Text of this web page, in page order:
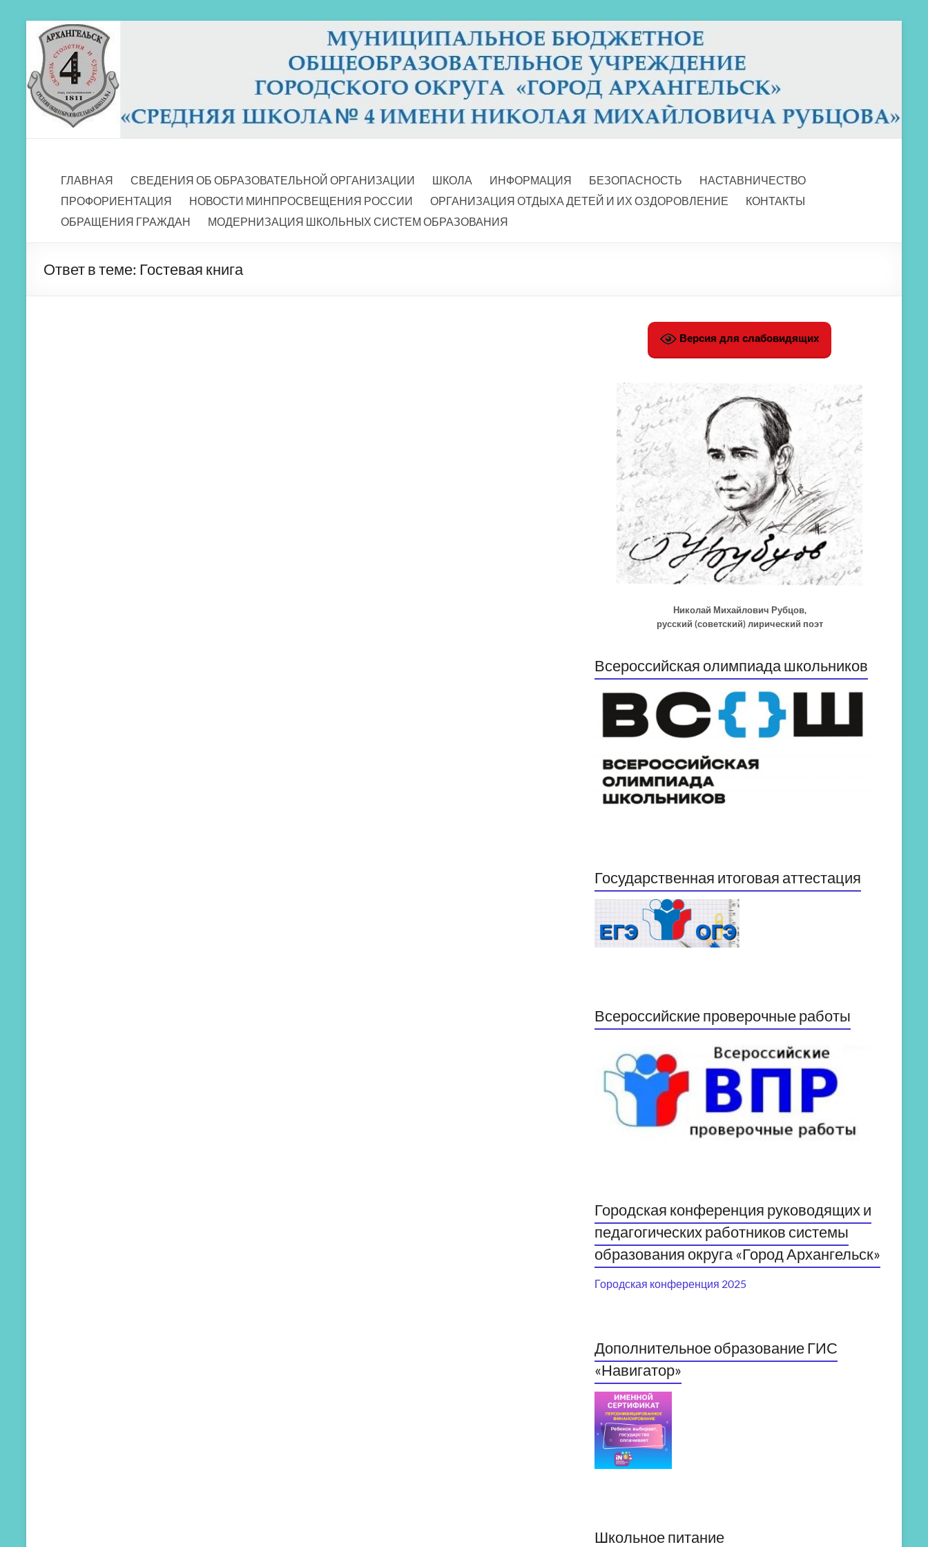
Перейти
содержимому
МБОУ СШ 4
ГЛАВНАЯ
СВЕДЕНИЯ ОБ ОБРАЗОВАТЕЛЬНОЙ ОРГАНИЗАЦИИ ШКОЛА ИНФОРМАЦИЯ БЕЗОПАСНОСТЬ
НАСТАВНИЧЕСТВО
ПРОФОРИЕНТАЦИЯ
НОВОСТИ МИНПРОСВЕЩЕНИЯ РОССИИ ОРГАНИЗАЦИЯ ОТДЫХА ДЕТЕЙ И ИХ ОЗДОРОВЛЕНИЕ
КОНТАКТЫ
ОБРАЩЕНИЯ ГРАЖДАН
МОДЕРНИЗАЦИЯ ШКОЛЬНЫХ СИСТЕМ ОБРАЗОВАНИЯ
Ответ в теме: Гостевая книга
Версия для слабовидящих
Николай Михайлович Рубцов,
русский (советский) лирический поэт
Всероссийская олимпиада школьников
Государственная итоговая аттестация
Всероссийские проверочные работы
Городская конференция руководящих и
педагогических работников системы
образования округа «Город Архангельск»
Городская конференция 2025
Дополнительное образование ГИС
«Навигатор»
Школьное питание